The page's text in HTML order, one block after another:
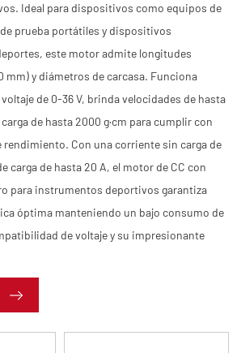
Ideal para dispositivos como equipos de
prueba portátiles y dispositivos
este motor admite longitudes
mm) y diámetros de carcasa. Funciona
de 0-36 V, brinda velocidades de hasta
de hasta 2000 g·cm para cumplir con
Con una corriente sin carga de
carga de hasta 20 A, el motor de CC con
para instrumentos deportivos garantiza
óptima manteniendo un bajo consumo de
de voltaje y su impresionante
ofreciendo energía continua y de
deportivos y dispositivos